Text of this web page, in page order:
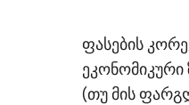
ფასების
(თუ მის